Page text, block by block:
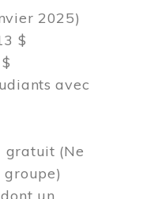
2025)
$
avec
gratuit (Ne